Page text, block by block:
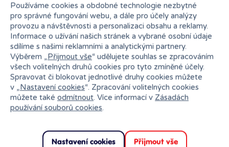
NERF Nanofire
Používáme cookies a obdobné technologie nezbytné
pro správné fungování webu, a dále pro účely analýzy
provozu a návštěvnosti a personalizaci obsahu a reklamy.
Informace o užívání našich stránek a vybrané osobní údaje
sdílíme s našimi reklamními a analytickými partnery.
Výběrem „Přijmout vše“ udělujete souhlas se zpracováním
všech volitelných druhů cookies pro tyto zmíněné účely.
Spravovat či blokovat jednotlivé druhy cookies můžete
v „Nastavení cookies“. Zpracování volitelných cookies
můžete také odmítnout. Více informací v Zásadách
používání souborů cookies.
Nastavení cookies Přijmout vše